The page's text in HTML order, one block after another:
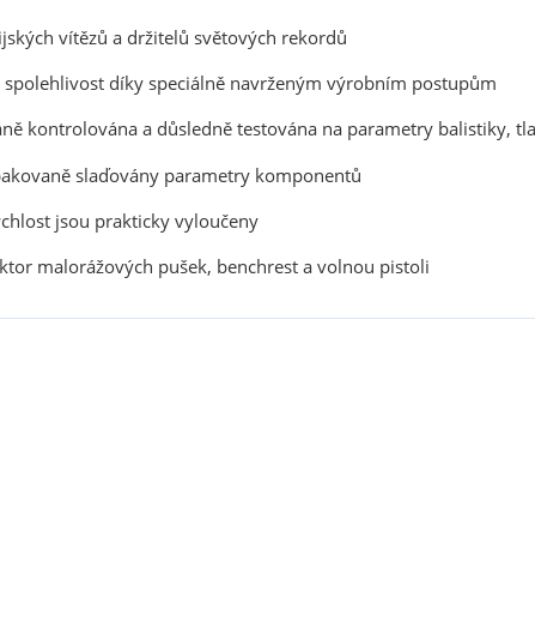
vítězů a držitelů světových rekordů
spolehlivost díky speciálně navrženým výrobním postupům
kontrolována a důsledně testována na parametry
slaďovány parametry komponentů
jsou prakticky vyloučeny
malorážových pušek, benchrest a volnou pistoli